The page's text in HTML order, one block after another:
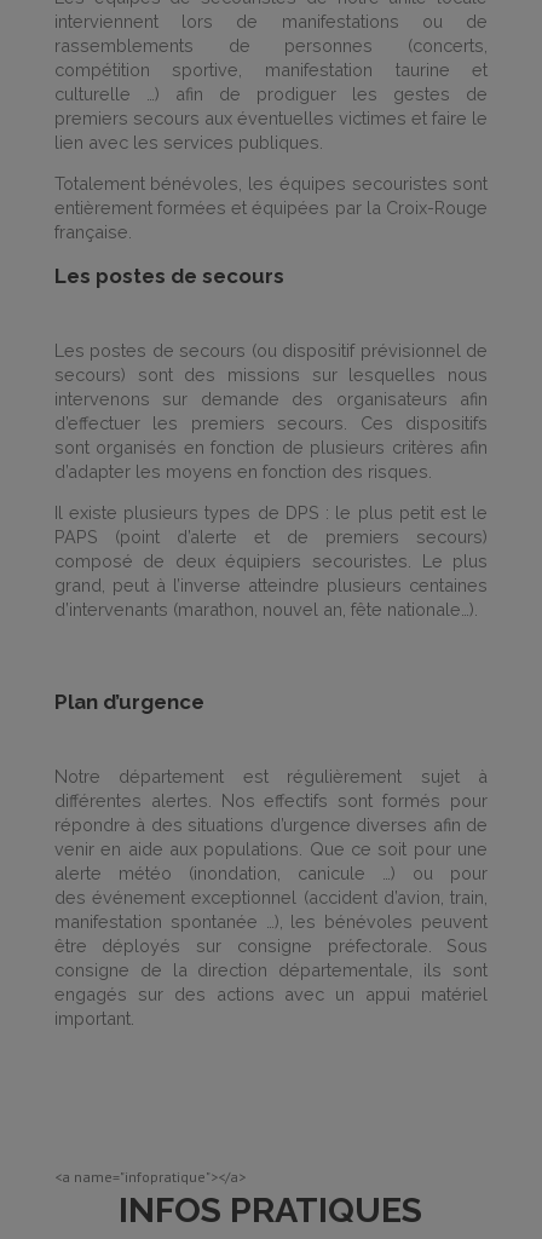
interviennent lors de manifestations ou de
rassemblements de personnes (concerts,
compétition sportive, manifestation taurine et
culturelle …) afin de prodiguer les gestes de
premiers secours aux éventuelles victimes et faire le
lien avec les services publiques.
Totalement bénévoles, les équipes secouristes sont
entièrement formées et équipées par la Croix-Rouge
française.
Les postes de secours
Les postes de secours (ou dispositif prévisionnel de
secours) sont des missions sur lesquelles nous
intervenons sur demande des organisateurs afin
d’effectuer les premiers secours. Ces dispositifs
sont organisés en fonction de plusieurs critères afin
d’adapter les moyens en fonction des risques.
Il existe plusieurs types de DPS : le plus petit est le
PAPS (point d’alerte et de premiers secours)
composé de deux équipiers secouristes. Le plus
grand, peut à l’inverse atteindre plusieurs centaines
d’intervenants (marathon, nouvel an, fête nationale…).
Plan d’urgence
Notre département est régulièrement sujet à
différentes alertes. Nos effectifs sont formés pour
répondre à des situations d’urgence diverses afin de
venir en aide aux populations. Que ce soit pour une
alerte météo (inondation, canicule …) ou pour
des événement exceptionnel (accident d’avion, train,
manifestation spontanée …), les bénévoles peuvent
être déployés sur consigne préfectorale. Sous
consigne de la direction départementale, ils sont
engagés sur des actions avec un appui matériel
important.
<a name="infopratique"></a>
INFOS PRATIQUES